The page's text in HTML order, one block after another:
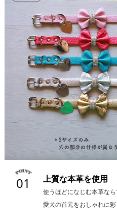
01 上質な本革を使用
使うほどになじむ本革な
愛犬の首元をおしゃれに彩